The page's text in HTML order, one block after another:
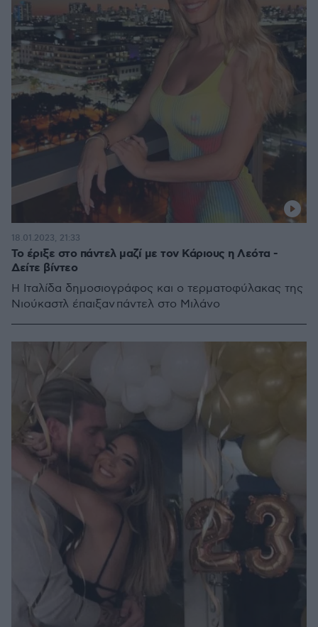
Το έριξε στο πάντελ μαζί με τον Κάριους η Λεότα -
Δείτε βίντεο
Η Ιταλίδα δημοσιογράφος και ο τερματοφύλακας της
Νιούκαστλ έπαιξαν πάντελ στο Μιλάνο
18.01.2023, 21:33